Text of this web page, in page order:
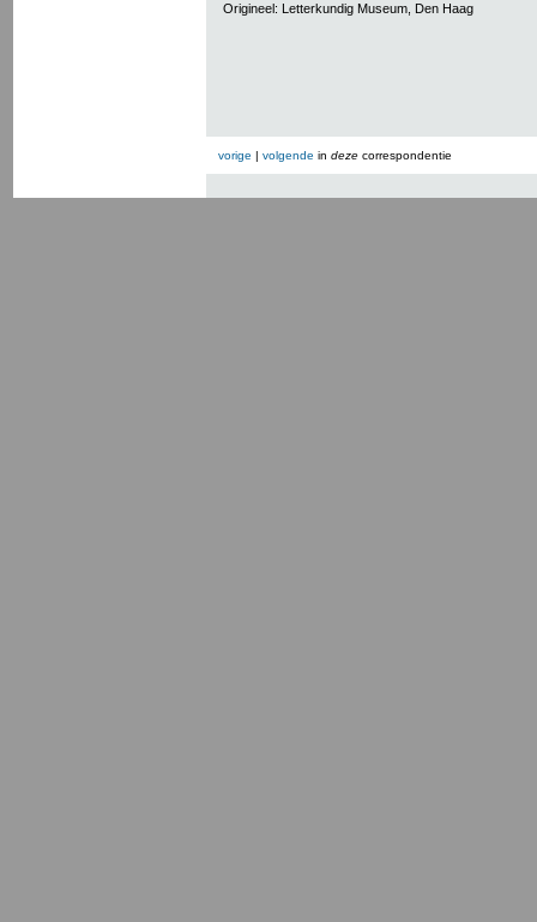
Origineel: Letterkundig Museum, Den Haag
vorige | volgende in deze correspondentie